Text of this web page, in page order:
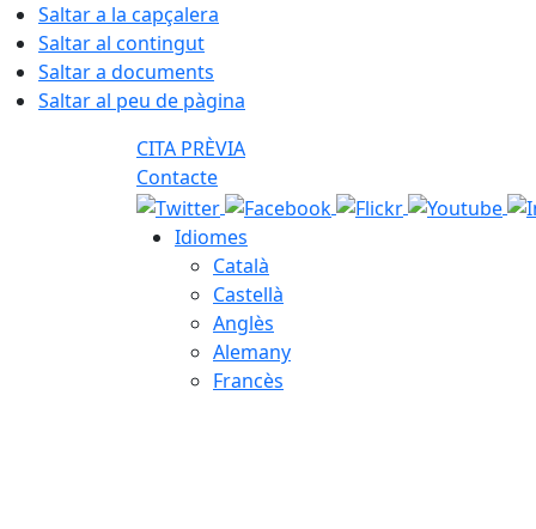
Saltar a la capçalera
Saltar al contingut
Saltar a documents
Saltar al peu de pàgina
CITA PRÈVIA
Contacte
Idiomes
Català
Castellà
Anglès
Alemany
Francès